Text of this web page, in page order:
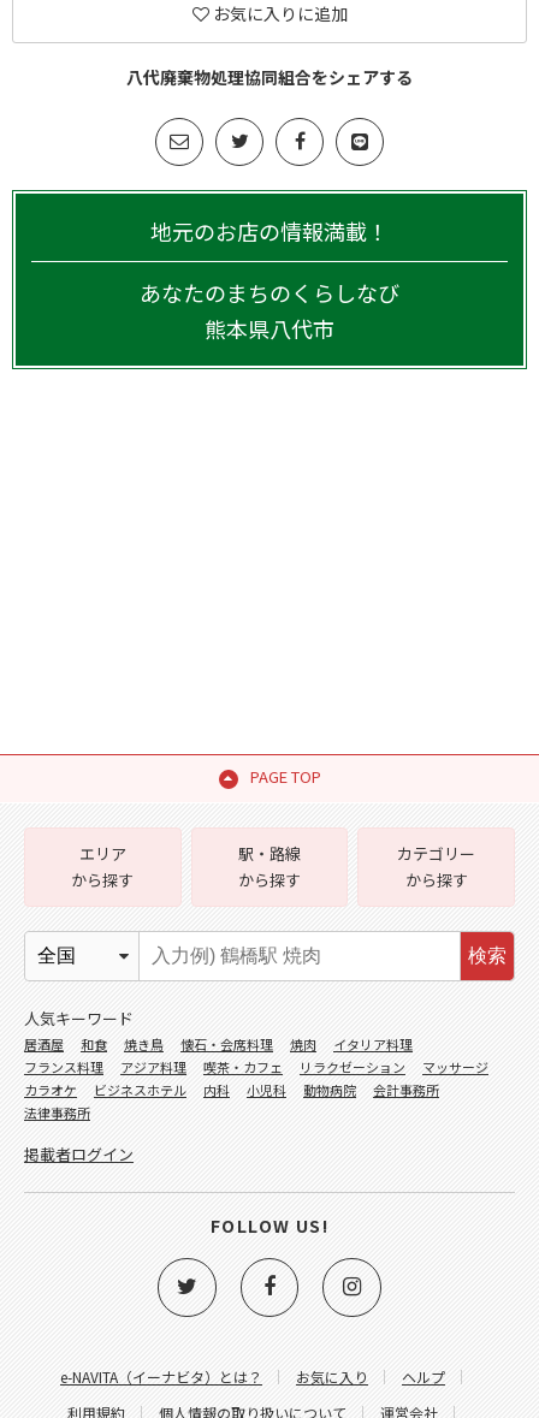
お気に入りに追加
八代廃棄物処理協同組合をシェアする
地元のお店の情報満載！
あなたのまちのくらしなび
熊本県八代市
PAGE TOP
e-NAVITA（イーナビタ）とは？ お気に入り
ヘルプ
利用規約
個人情報の取り扱いについて 運営会社
エリア
から探す
駅・路線
から探す
カテゴリー
から探す
検索
人気キーワード
居酒屋 和食 焼き鳥 懐石・会席料理 焼肉
イタリア料理
フランス料理
アジア料理 喫茶・カフェ リラクゼーション
マッサージ
カラオケ
ビジネスホテル 内科 小児科 動物病院
会計事務所
法律事務所
掲載者ログイン
FOLLOW US!